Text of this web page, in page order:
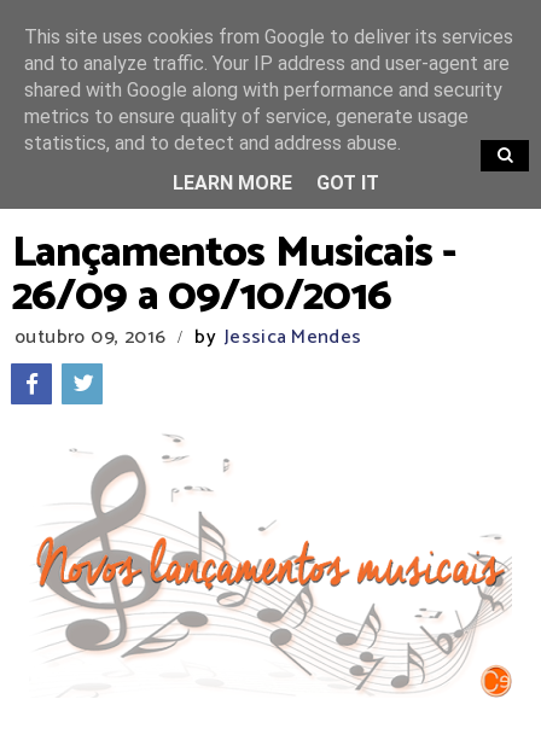
TRENDING
Lançamentos Musicais -
26/09 a 09/10/2016
outubro 09, 2016 / by Jessica Mendes
This site uses cookies from Google to deliver its services
and to analyze traffic. Your IP address and user-agent are
shared with Google along with performance and security
metrics to ensure quality of service, generate usage
statistics, and to detect and address abuse.
LEARN MORE
GOT IT